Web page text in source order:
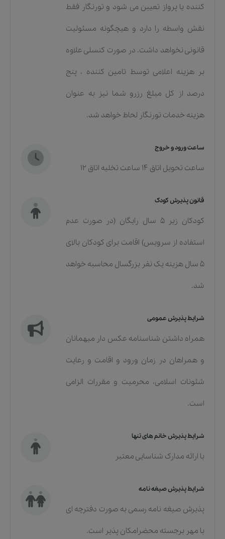
کننده یا پرواز تعیین می شود و تورنگار فقط
نقش واسطه را دارد و هیچگونه مسئولیت
قانونی نخواهد داشت. در صورت کنسلی علاوه
بر هزینه اعلامی توسط تامین کننده ، پنج
درصد از کل مبلغ رزرو شما نیز به عنوان
هزینه خدمات تورنگار لحاظ خواهد شد.
ساعت ورود و خروج
ساعت تحویل اتاق 14 ساعت تخلیه اتاق 12
قانون پذیرش کودک
کودکان زیر 5 سال رایگان (در صورت عدم
استفاده از سرویس) اقامت برای کودکان بالای
5 سال هزینه یک نفر بزرگسال محاسبه خواهد
شد.
شرایط پذیرش عمومی
همراه داشتن شناسنامه عکس دار میهمانان
و همراهان در زمان ورود و اقامت و رعایت
شئونات اسلامی، محرمیت و مقررات الزامی
است.
شرایط پذیرش خانم های تنها
با ارائه مدارک شناسایی معتبر
شرایط پذیرش صیغه نامه
پذیرش صیغه نامه رسمی به صورت دفترچه ای
با مهر برجسته محضرامکان پذیر است.